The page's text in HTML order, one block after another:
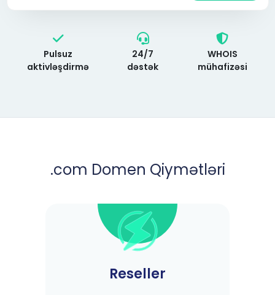
Pulsuz
aktivləşdirmə
24/7
dəstək
WHOIS
mühafizəsi
.com Domen Qiymətləri
Reseller